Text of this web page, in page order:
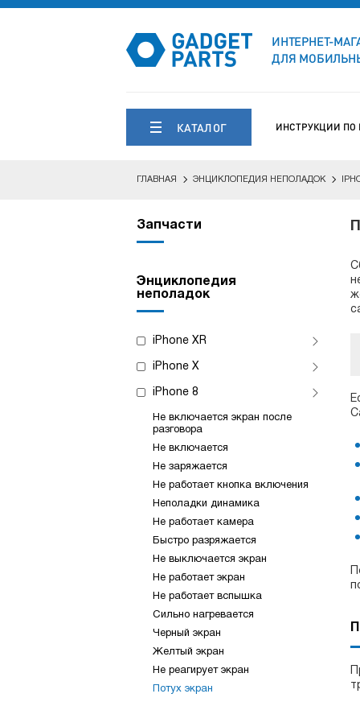
ИНТЕРНЕТ-
ДЛЯ
КАТАЛОГ ИНСТРУКЦИИ ПО
ГЛАВНАЯ ЭНЦИКЛОПЕДИЯ НЕПОЛАДОК
Запчасти
Энциклопедия
неполадок
iPhone XR
iPhone X
iPhone 8
Не включается экран после
разговора
Не включается
Не заряжается
Не работает кнопка включения
Неполадки динамика
Не работает камера
Быстро разряжается
Не выключается экран
Не работает экран
Не работает вспышка
Сильно нагревается
Черный экран
Желтый экран
Не реагирует экран
Потух экран